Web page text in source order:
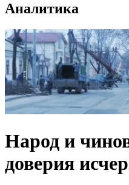
Аналитика
Народ и
доверия